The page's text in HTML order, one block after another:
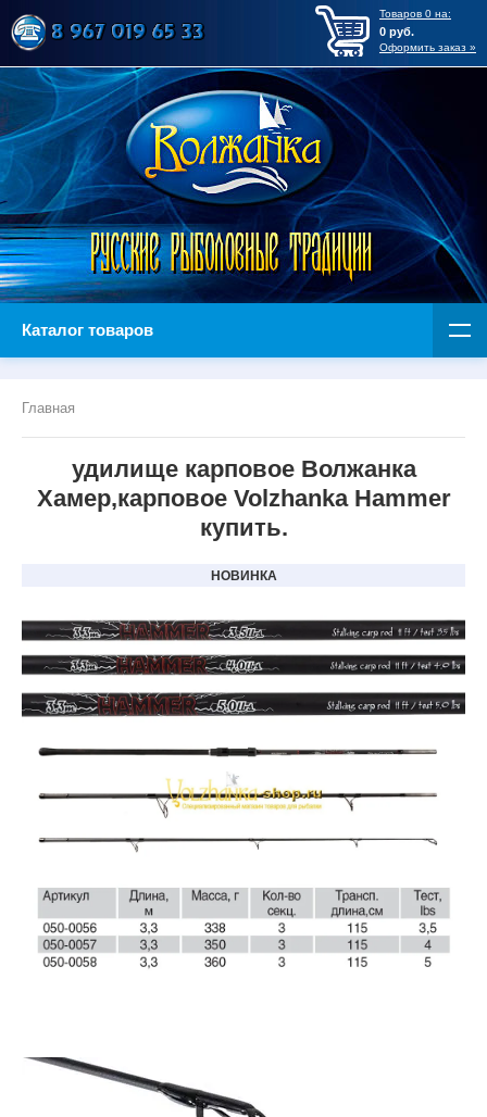
Товаров 0 на:
0 руб.
Оформить заказ »
Каталог товаров
Главная
удилище карповое Волжанка
Хамер,карповое Volzhanka Hammer
купить.
НОВИНКА